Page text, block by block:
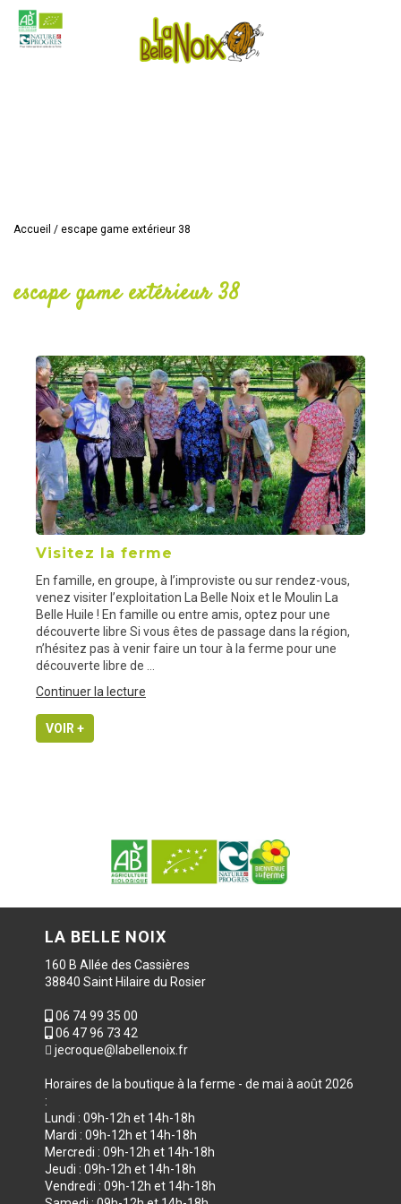
Accueil / escape game extérieur 38
escape game extérieur 38
Visitez la ferme
En famille, en groupe, à l’improviste ou sur rendez-vous,
venez visiter l’exploitation La Belle Noix et le Moulin La
Belle Huile ! En famille ou entre amis, optez pour une
découverte libre Si vous êtes de passage dans la région,
n’hésitez pas à venir faire un tour à la ferme pour une
découverte libre de …
Continuer la lecture
VOIR +
LA BELLE NOIX
160 B Allée des Cassières
38840 Saint Hilaire du Rosier
06 74 99 35 00
06 47 96 73 42
jecroque@labellenoix.fr
Horaires de la boutique à la ferme - de mai à août 2026
:
Lundi : 09h-12h et 14h-18h
Mardi : 09h-12h et 14h-18h
Mercredi : 09h-12h et 14h-18h
Jeudi : 09h-12h et 14h-18h
Vendredi : 09h-12h et 14h-18h